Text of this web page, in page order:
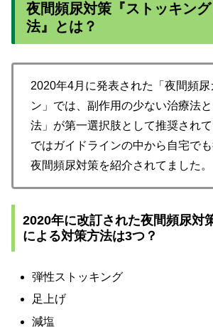
夜間頻尿対策『ストッキン
法』とは？
2020年4月に発表された「夜間頻尿
ン」では、副作用の少ない治療法
法」が第一選択肢として推奨され
ではガイドラインの中から自宅で
夜間頻尿対策を紹介されてました。
2020年に改訂された夜間頻尿対
による対策方法は3つ？
弾性ストッキング
足上げ
減塩